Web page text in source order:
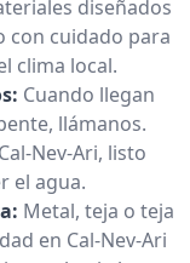
diseñados
con cuidado para
clima local.
Cuando llegan
llámanos.
Nev-Ari, listo
el agua.
Metal, teja o teja
en Cal-Nev-Ari